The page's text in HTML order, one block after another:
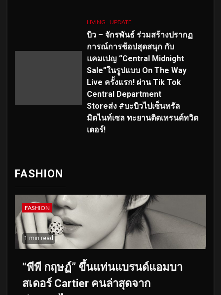
LIVING UPDATE
บิว – จักรพันธ์ ร่วมสร้างปรากฏ
การณ์การช้อปสุดสนุก กับ
แคมเปญ “Central Midnight
Sale”ในรูปแบบ On The Way
Live ครั้งแรก! ผ่าน Tik Tok
Central Department
Storeส่ง #บะบิวไปเซ็นทรัล
มิดไนท์เซล ทะยานติดเทรนด์ทวิต
เตอร์!
FASHION
FASHION
1 min read
“พีพี กฤษฏ์” ขึ้นแท่นแบรนด์แอมบา
สเดอร์ Cartier คนล่าสุดจาก